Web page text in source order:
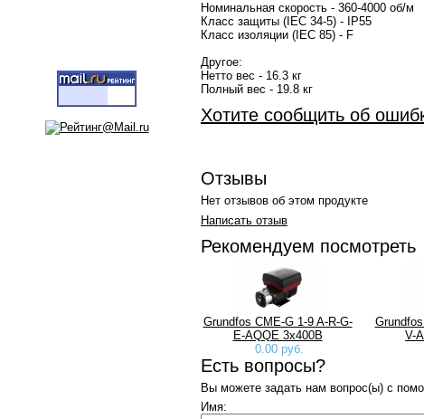
Номинальная скорость - 360-4000 об/м
Класс защиты (IEC 34-5) - IP55
Класс изоляции (IEC 85) - F
Другое:
Нетто вес - 16.3 кг
Полный вес - 19.8 кг
Хотите сообщить об
Отзывы
Нет отзывов об этом продукте
Написать отзыв
Рекомендуем посмотреть
Grundfos CME-G 1-9 A-R-G-
E-AQQE 3х400В
0.00 руб.
V-
Есть вопросы?
Вы можете задать нам вопрос(ы) с
Имя: